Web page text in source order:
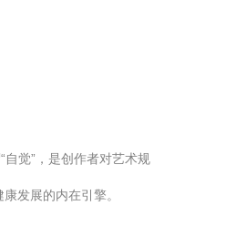
觉”，是创作者对艺术规
发展的内在引擎。